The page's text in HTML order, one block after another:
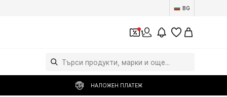
BG
1
НАЛОЖЕН ПЛАТЕЖ